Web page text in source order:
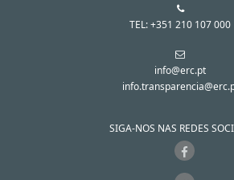
TEL: +351 210 107 000
info@erc.pt
SIGA-NOS NAS REDES